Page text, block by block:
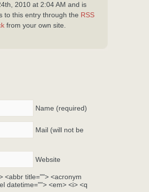
2010 at 2:04 AM and is
to this entry through the RSS
from your own site.
Name (required)
Mail (will not be
Website
<abbr title=""> <acronym
datetime=""> <em> <i> <q